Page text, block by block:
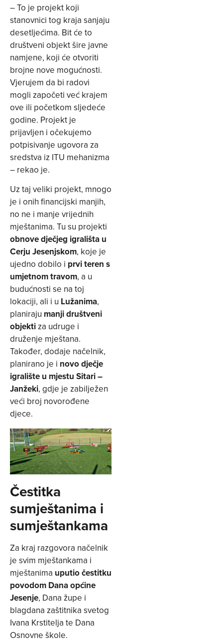
– To je projekt koji
stanovnici tog kraja sanjaju
desetljećima. Bit će to
društveni objekt šire javne
namjene, koji će otvoriti
brojne nove mogućnosti.
Vjerujem da bi radovi
mogli započeti već krajem
ove ili početkom sljedeće
godine. Projekt je
prijavljen i očekujemo
potpisivanje ugovora za
sredstva iz ITU mehanizma
– rekao je.
Uz taj veliki projekt, mnogo
je i onih financijski manjih,
no ne i manje vrijednih
mještanima. Tu su projekti
obnove dječjeg igrališta u
Cerju Jesenjskom, koje je
ujedno dobilo i prvi teren s
umjetnom travom, a u
budućnosti se na toj
lokaciji, ali i u Lužanima,
planiraju manji društveni
objektiza udruge i
druženje mještana.
Također, dodaje načelnik,
planirano je i novo dječje
igralište u mjestu Sitari –
Janžeki, gdje je zabilježen
veći broj novorođene
djece.
Čestitka
sumještanima i
sumještankama
Za kraj razgovora načelnik
je svim mještankama i
mještanima uputio čestitku
povodom Dana općine
Jesenje, Dana župe i
blagdana zaštitnika svetog
Ivana Krstitelja te Dana
Osnovne škole.